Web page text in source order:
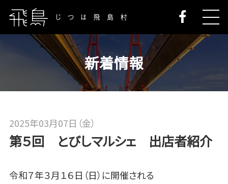
新着情報
第５回 とびしマルシェ 出店者紹介
2025年03月07日（金）
令和７年３月１６日（日）に開催される